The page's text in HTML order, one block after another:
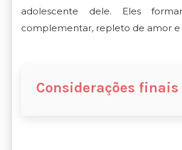
adolescente dele. Eles
complementar, repleto de amor e
Considerações finais